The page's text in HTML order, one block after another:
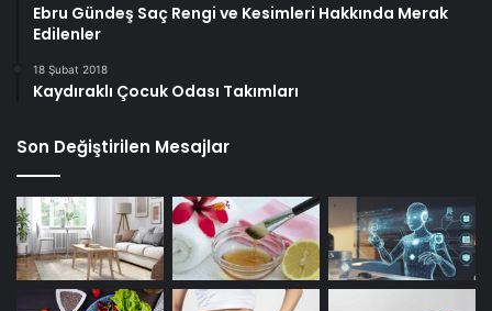
Ebru Gündeş Saç Rengi ve Kesimleri Hakkında Merak
Edilenler
18 Şubat 2018
Kaydıraklı Çocuk Odası Takımları
Son Değiştirilen Mesajlar